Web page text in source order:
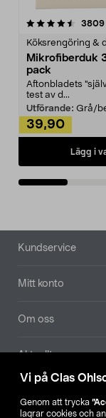
Vi på Clas
Genom att trycka
lagrar cookies och
3809
Köksrengöring &
Mikrofiberduk
pack
Aftonbladets
test av d...
Utförande: Grå/
39,90
Lägg i
4.0av 5
Sidfot
Kundservice
Mitt konto
Om oss
Aktuellt